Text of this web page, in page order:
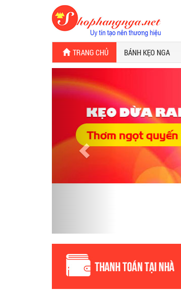
TRANG CHỦ BÁNH KẸO NGA